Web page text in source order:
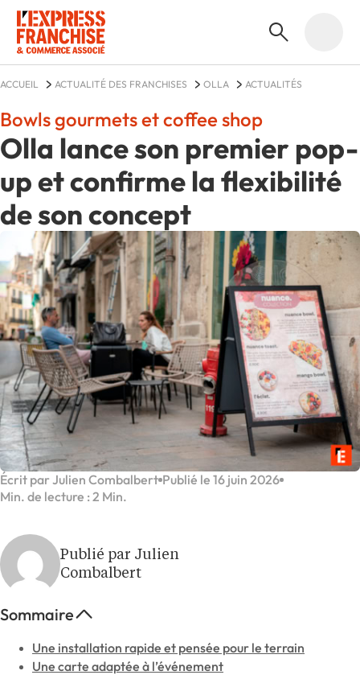
ACCUEIL ACTUALITÉ DES FRANCHISES OLLA ACTUALITÉS
Olla lance son premier pop-
up et confirme la flexibilité
de son concept
Bowls gourmets et coffee shop
Écrit par Julien Combalbert Publié le 16 juin 2026
Min. de lecture : 2 Min.
Publié par Julien
Combalbert
Sommaire
Une installation rapide et pensée pour le terrain
Une carte adaptée à l’événement